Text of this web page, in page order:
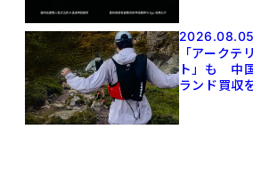
2026.08.05
「アークテ
ト」も 中
ランド買収